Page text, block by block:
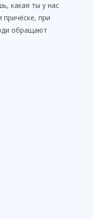
какая ты у нас
при
обращают